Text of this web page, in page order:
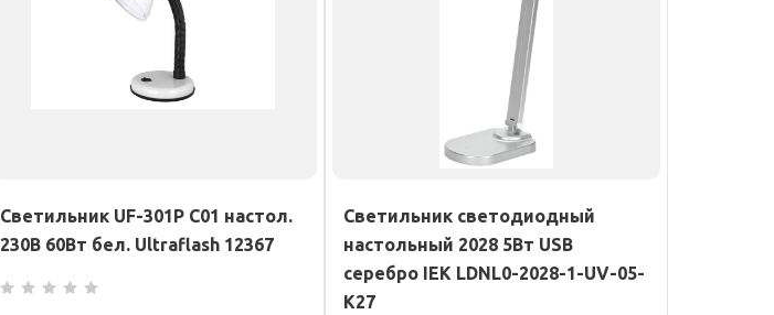
Светильник UF-301P С01 настол.
230В 60Вт бел. Ultraflash 12367
Светильник светодиодный
настольный 2028 5Вт USB
серебро IEK LDNL0-2028-1-UV-05-
K27